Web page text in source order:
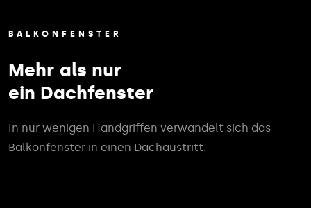
BALKONFENSTER
Mehr als nur
ein Dachfenster
In nur wenigen Handgriffen verwandelt sich das
Balkonfenster in einen Dachaustritt.